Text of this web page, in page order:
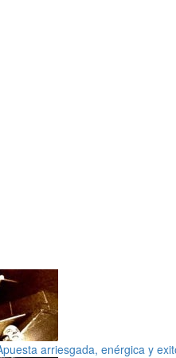
arriesgada, enérgica y